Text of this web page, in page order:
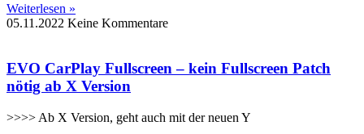
Weiterlesen »
05.11.2022 Keine Kommentare
EVO CarPlay Fullscreen – kein Fullscreen Patch
nötig ab X Version
>>>> Ab X Version, geht auch mit der neuen Y